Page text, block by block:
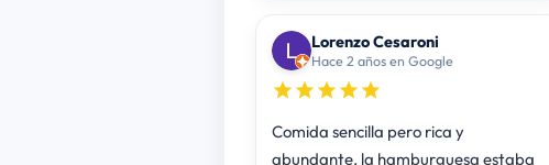
Lorenzo Cesaroni
Hace 2 años en Google
Comida sencilla pero rica y
abundante, la hamburguesa estaba